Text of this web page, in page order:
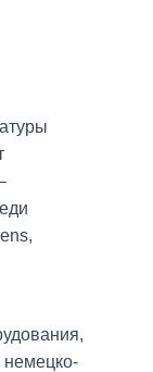
немецко-